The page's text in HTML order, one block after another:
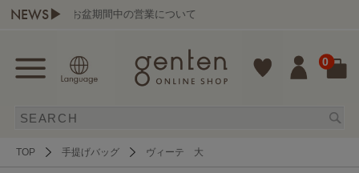
NEWS▶
お盆期間中の営業について
0
TOP 手提げバッグ ヴィーテ 大